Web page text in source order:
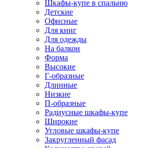
Шкафы-купе в спальню
Детские
Офисные
Для книг
Для одежды
На балкон
Форма
Высокие
Г-образные
Длинные
Низкие
П-образные
Радиусные шкафы-купе
Широкие
Угловые шкафы-купе
Закругленный фасад